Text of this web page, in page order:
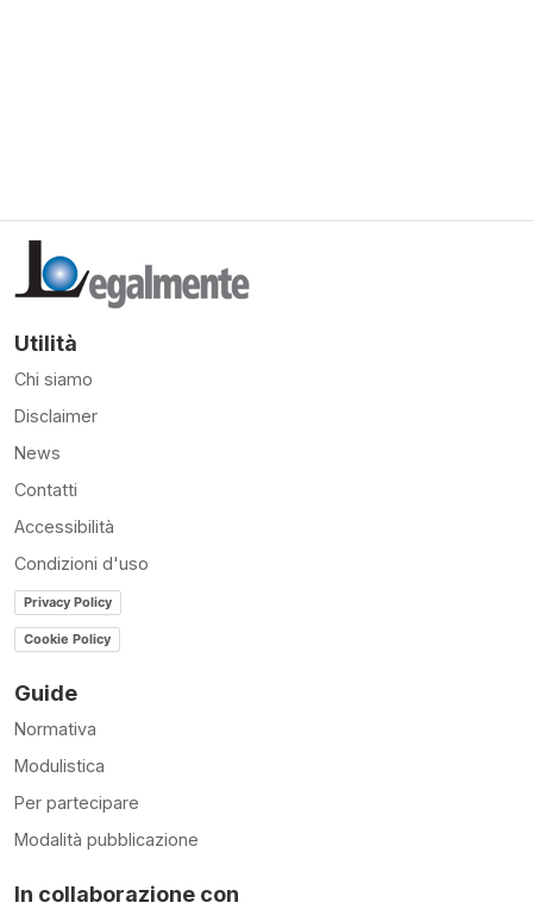
Utilità
Chi siamo
Disclaimer
News
Contatti
Accessibilità
Condizioni d'uso
Privacy Policy
Cookie Policy
Guide
Normativa
Modulistica
Per partecipare
Modalità pubblicazione
In collaborazione con